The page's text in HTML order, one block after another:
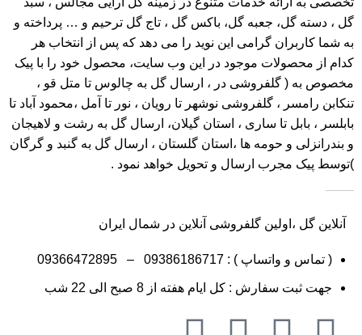
گل ، دسته گل، جعبه گل، باکس گل ، تاج گل ترحیم و … پرداخته و
به شما کاربران گرامی این نوید را می دهد که پس از انتخاب هر
کدام از محصولات موجود در این وب سایت، محصول خود را با پیک
مخصوص به ( گلفروشی در ، ارسال گل به چالوس تا متل قو ،
تنکابن رامسر ، گلفروشی نوشهر تا رویان ، نور تا آمل ،محمود آباد تا
بابلسر ، بابل تا ساری ، استان گیلان، ارسال گل به رشت و لاهیجان
و بندرانزلی و حومه ها ،استان گلستان ، ارسال گل به گنبد و گرگان
)توسط پیک مجرب ارسال و تحویل خواهد نمود .
آنلاین گل ،اولین گلفروشی آنلاین در شمال ایران
( تماس و واتساپ ) :09386186717
–
09366472895
جهت ثبت سفارش : کل ایام هفته از 8 صبح الی 22 شب